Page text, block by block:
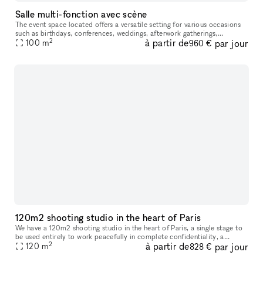
Salle multi-fonction avec scène
The event space located offers a versatile setting for various occasions
such as birthdays, conferences, weddings, afterwork gatherings,
performances, auditions, and exhibitions. Spanning 100m2, the
100 m2 à partir de960 € par jour
120m2 shooting studio in the heart of Paris
We have a 120m2 shooting studio in the heart of Paris, a single stage to
be used entirely to work peacefully in complete confidentiality, a
removable black box of 4m x 6m to optimize your still life
120 m2 à partir de828 € par jour